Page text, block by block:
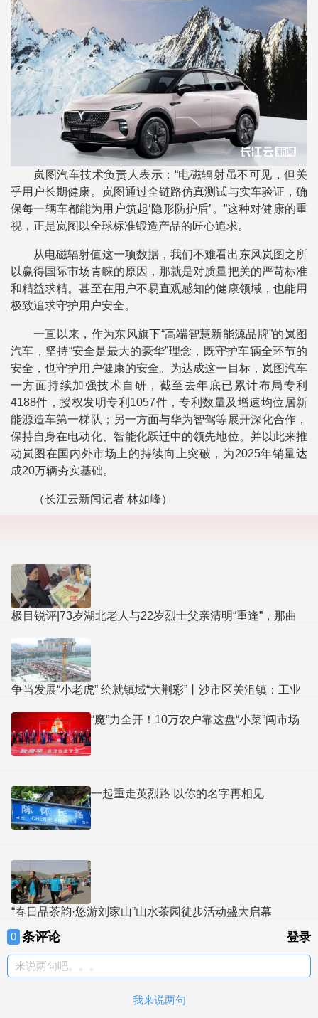
岚图汽车技术负责人表示：“电磁辐射虽不可见，但关
乎用户长期健康。岚图通过全链路仿真测试与实车验证，确
保每一辆车都能为用户筑起‘隐形防护盾’。”这种对健康的重
视，正是岚图以全球标准锻造产品的匠心追求。
从电磁辐射值这一项数据，我们不难看出东风岚图之所
以赢得国际市场青睐的原因，那就是对质量把关的严苛标准
和精益求精。甚至在用户不易直观感知的健康领域，也能用
极致追求守护用户安全。
一直以来，作为东风旗下“高端智慧新能源品牌”的岚图
汽车，坚持“安全是最大的豪华”理念，既守护车辆全环节的
安全，也守护用户健康的安全。为达成这一目标，岚图汽车
一方面持续加强技术自研，截至去年底已累计布局专利
4188件，授权发明专利1057件，专利数量及增速均位居新
能源造车第一梯队；另一方面与华为智驾等展开深化合作，
保持自身在电动化、智能化跃迁中的领先地位。并以此来推
动岚图在国内外市场上的持续向上突破，为2025年销量达
成20万辆夯实基础。
（长江云新闻记者 林如峰）
极目锐评|73岁湖北老人与22岁烈士父亲清明“重逢”，那曲
争当发展“小老虎” 绘就镇域“大荆彩”丨沙市区关沮镇：工业
“魔”力全开！10万农户靠这盘“小菜”闯市场
一起重走英烈路 以你的名字再相见
“春日品茶韵·悠游刘家山”山水茶园徒步活动盛大启幕
0 条评论 登录
来说两句吧。。。
我来说两句